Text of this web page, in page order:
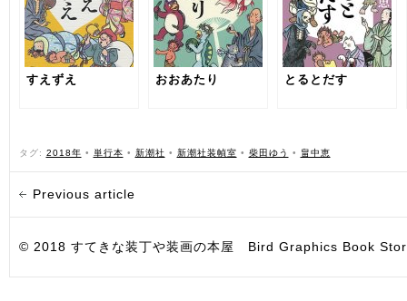
すえずえ おおあたり とるとだす
タグ: 2018年 • 単行本 • 新潮社 • 新潮社装幀室 • 柴田ゆう • 畠中恵
Previous article
© 2018 すてきな装丁や装画の本屋 Bird Graphics Book